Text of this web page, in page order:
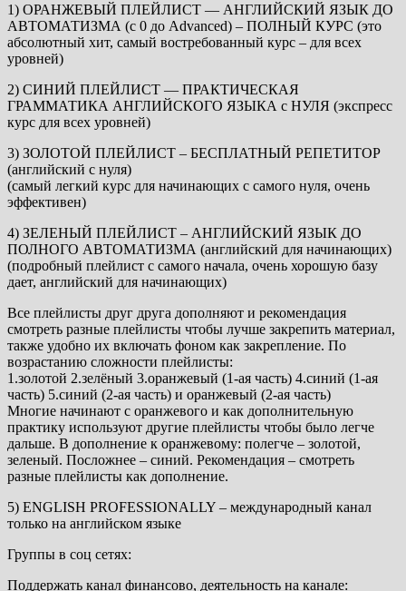
1) ОРАНЖЕВЫЙ ПЛЕЙЛИСТ — АНГЛИЙСКИЙ ЯЗЫК ДО
АВТОМАТИЗМА (с 0 до Advanced) – ПОЛНЫЙ КУРС (это
абсолютный хит, самый востребованный курс – для всех
уровней)
2) СИНИЙ ПЛЕЙЛИСТ — ПРАКТИЧЕСКАЯ
ГРАММАТИКА АНГЛИЙСКОГО ЯЗЫКА с НУЛЯ (экспресс
курс для всех уровней)
3) ЗОЛОТОЙ ПЛЕЙЛИСТ – БЕСПЛАТНЫЙ РЕПЕТИТОР
(английский с нуля)
(самый легкий курс для начинающих с самого нуля, очень
эффективен)
4) ЗЕЛЕНЫЙ ПЛЕЙЛИСТ – АНГЛИЙСКИЙ ЯЗЫК ДО
ПОЛНОГО АВТОМАТИЗМА (английский для начинающих)
(подробный плейлист с самого начала, очень хорошую базу
дает, английский для начинающих)
Все плейлисты друг друга дополняют и рекомендация
смотреть разные плейлисты чтобы лучше закрепить материал,
также удобно их включать фоном как закрепление. По
возрастанию сложности плейлисты:
1.золотой 2.зелёный 3.оранжевый (1-ая часть) 4.синий (1-ая
часть) 5.синий (2-ая часть) и оранжевый (2-ая часть)
Многие начинают с оранжевого и как дополнительную
практику используют другие плейлисты чтобы было легче
дальше. В дополнение к оранжевому: полегче – золотой,
зеленый. Посложнее – синий. Рекомендация – смотреть
разные плейлисты как дополнение.
5) ENGLISH PROFESSIONALLY – международный канал
только на английском языке
Группы в соц сетях:
Поддержать канал финансово, деятельность на канале: